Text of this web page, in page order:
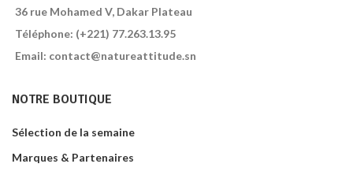
36 rue Mohamed V, Dakar Plateau
Téléphone: (+221) 77.263.13.95
Email: contact@natureattitude.sn
NOTRE BOUTIQUE
Sélection de la semaine
Marques & Partenaires